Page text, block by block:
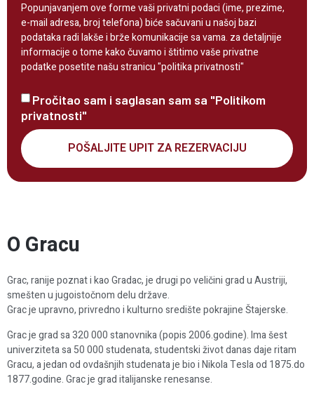
Popunjavanjem ove forme vaši privatni podaci (ime, prezime,
e-mail adresa, broj telefona) biće sačuvani u našoj bazi
podataka radi lakše i brže komunikacije sa vama. za detaljnije
informacije o tome kako čuvamo i štitimo vaše privatne
podatke posetite našu stranicu "politika privatnosti"
Pročitao sam i saglasan sam sa "Politikom
privatnosti"
POŠALJITE UPIT ZA REZERVACIJU
O Gracu
Grac, ranije poznat i kao Gradac, je drugi po veličini grad u Austriji,
smešten u jugoistočnom delu države.
Grac je upravno, privredno i kulturno središte pokrajine Štajerske.
Grac je grad sa 320 000 stanovnika (popis 2006.godine). Ima šest
univerziteta sa 50 000 studenata, studentski život danas daje ritam
Gracu, a jedan od ovdašnjih studenata je bio i Nikola Tesla od 1875.do
1877.godine. Grac je grad italijanske renesanse.